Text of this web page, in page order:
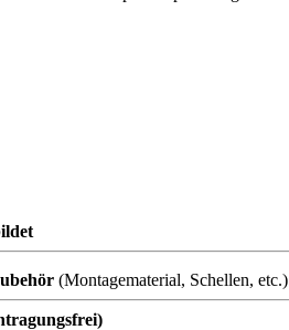
(Montagematerial, Schellen, etc.)